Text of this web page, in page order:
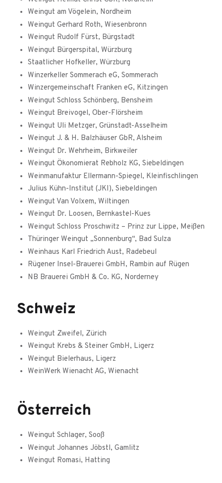
Weingut am Vögelein, Nordheim
Weingut Gerhard Roth, Wiesenbronn
Weingut Rudolf Fürst, Bürgstadt
Weingut Bürgerspital, Würzburg
Staatlicher Hofkeller, Würzburg
Winzerkeller Sommerach eG, Sommerach
Winzergemeinschaft Franken eG, Kitzingen
Weingut Schloss Schönberg, Bensheim
Weingut Breivogel, Ober-Flörsheim
Weingut Uli Metzger, Grünstadt-Asselheim
Weingut J. & H. Balzhäuser GbR, Alsheim
Weingut Dr. Wehrheim, Birkweiler
Weingut Ökonomierat Rebholz KG, Siebeldingen
Weinmanufaktur Ellermann-Spiegel, Kleinfischlingen
Julius Kühn-Institut (JKI), Siebeldingen
Weingut Van Volxem, Wiltingen
Weingut Dr. Loosen, Bernkastel-Kues
Weingut Schloss Proschwitz – Prinz zur Lippe, Meißen
Thüringer Weingut „Sonnenburg“, Bad Sulza
Weinhaus Karl Friedrich Aust, Radebeul
Rügener Insel-Brauerei GmbH, Rambin auf Rügen
NB Brauerei GmbH & Co. KG, Norderney
Schweiz
Weingut Zweifel, Zürich
Weingut Krebs & Steiner GmbH, Ligerz
Weingut Bielerhaus, Ligerz
WeinWerk Wienacht AG, Wienacht
Österreich
Weingut Schlager, Sooß
Weingut Johannes Jöbstl, Gamlitz
Weingut Romasi, Hatting